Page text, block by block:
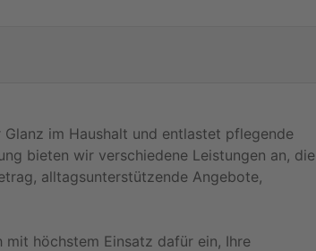
im Haushalt und entlastet pflegende
bieten wir verschiedene Leistungen an, die
alltagsunterstützende Angebote,
höchstem Einsatz dafür ein, Ihre